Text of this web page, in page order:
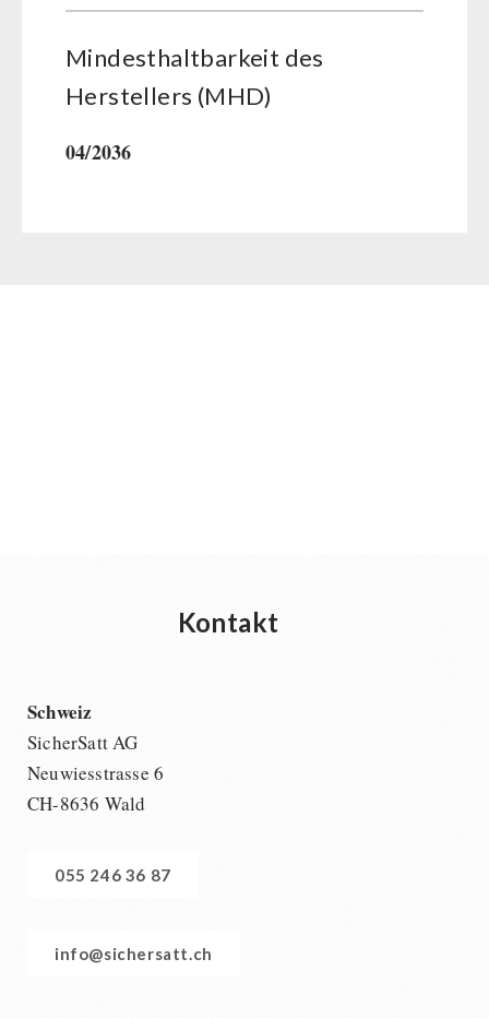
Mindesthaltbarkeit des
Herstellers (MHD)
04/2036
Kontakt
Schweiz
SicherSatt AG
Neuwiesstrasse 6
CH-8636 Wald
055 246 36 87
info@sichersatt.ch